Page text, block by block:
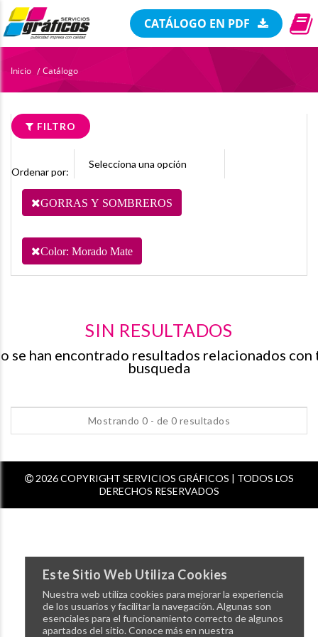
CATÁLOGO EN PDF
Inicio / Catálogo
Este Sitio Web Utiliza Cookies
Nuestra web utiliza cookies para mejorar la experiencia
de los usuarios y facilitar la navegación. Algunas son
esenciales para el funcionamiento correcto de algunos
apartados del sitio. Conoce más en nuestra
FILTRO
Ordenar por:
GORRAS Y SOMBREROS
Color: Morado Mate
SIN RESULTADOS
se han encontrado resultados relacionados con
busqueda
Mostrando 0 - de 0 resultados
2026 COPYRIGHT SERVICIOS GRÁFICOS | TODOS LOS
DERECHOS RESERVADOS